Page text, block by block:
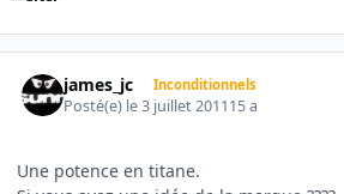
james_jc Inconditionnels
Posté(e) le 3 juillet 201115 a
Une potence en titane.